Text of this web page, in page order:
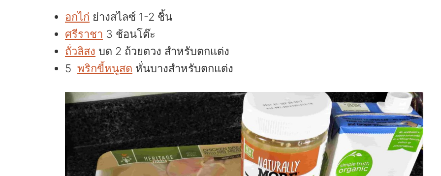
อกไก่ ย่างสไลซ์ 1-2 ชิ้น
ศรีราชา 3 ช้อนโต๊ะ
ถั่วลิสง บด 2 ถ้วยตวง สำหรับตกแต่ง
5 พริกขี้หนูสด หั่นบางสำหรับตกแต่ง